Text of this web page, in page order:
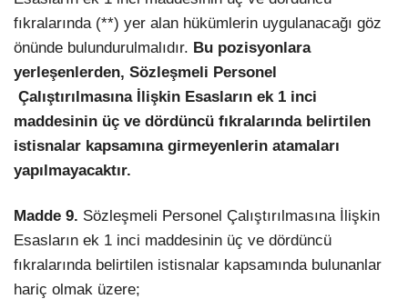
fıkralarında (**) yer alan hükümlerin uygulanacağı göz
önünde bulundurulmalıdır. Bu pozisyonlara
yerleşenlerden, Sözleşmeli Personel
Çalıştırılmasına İlişkin Esasların ek 1 inci
maddesinin üç ve dördüncü fıkralarında belirtilen
istisnalar kapsamına girmeyenlerin atamaları
yapılmayacaktır.
Madde 9. Sözleşmeli Personel Çalıştırılmasına İlişkin
Esasların ek 1 inci maddesinin üç ve dördüncü
fıkralarında belirtilen istisnalar kapsamında bulunanlar
hariç olmak üzere;